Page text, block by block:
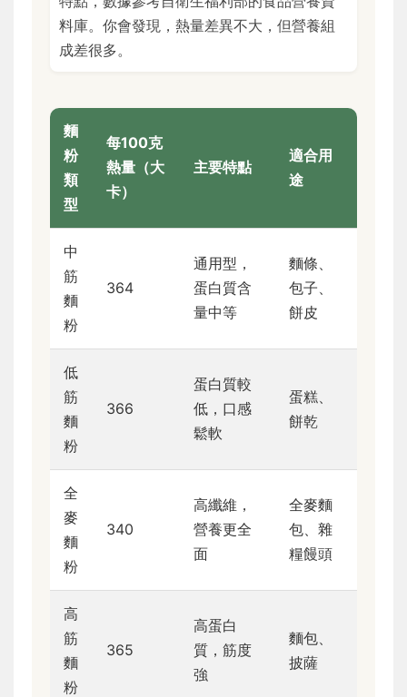
料庫。你會發現，熱量差異不大，但營養組
成差很多。
麵
粉
類
型
每100克
熱量（大
卡）
主要特點
適合用
途
中
筋
麵
粉
364
通用型，
蛋白質含
量中等
麵條、
包子、
餅皮
低
筋
麵
粉
366
蛋白質較
低，口感
鬆軟
蛋糕、
餅乾
全
麥
麵
粉
340
高纖維，
營養更全
面
全麥麵
包、雜
糧饅頭
高
筋
麵
粉
365
高蛋白
質，筋度
強
麵包、
披薩